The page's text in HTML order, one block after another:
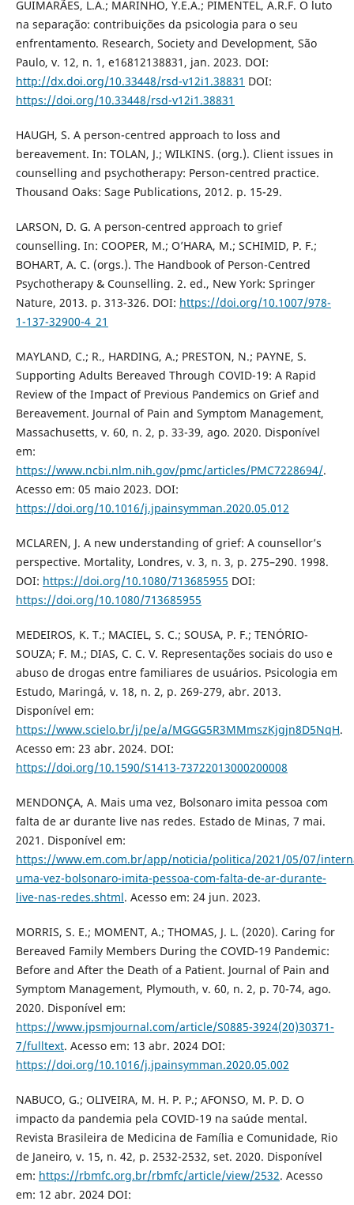
GUIMARÃES, L.A.; MARINHO, Y.E.A.; PIMENTEL, A.R.F. O luto
na separação: contribuições da psicologia para o seu
enfrentamento. Research, Society and Development, São
Paulo, v. 12, n. 1, e16812138831, jan. 2023. DOI:
http://dx.doi.org/10.33448/rsd-v12i1.38831 DOI:
https://doi.org/10.33448/rsd-v12i1.38831
HAUGH, S. A person-centred approach to loss and
bereavement. In: TOLAN, J.; WILKINS. (org.). Client issues in
counselling and psychotherapy: Person-centred practice.
Thousand Oaks: Sage Publications, 2012. p. 15-29.
LARSON, D. G. A person-centred approach to grief
counselling. In: COOPER, M.; O’HARA, M.; SCHIMID, P. F.;
BOHART, A. C. (orgs.). The Handbook of Person-Centred
Psychotherapy & Counselling. 2. ed., New York: Springer
Nature, 2013. p. 313-326. DOI: https://doi.org/10.1007/978-
1-137-32900-4_21
MAYLAND, C.; R., HARDING, A.; PRESTON, N.; PAYNE, S.
Supporting Adults Bereaved Through COVID-19: A Rapid
Review of the Impact of Previous Pandemics on Grief and
Bereavement. Journal of Pain and Symptom Management,
Massachusetts, v. 60, n. 2, p. 33-39, ago. 2020. Disponível
em:
https://www.ncbi.nlm.nih.gov/pmc/articles/PMC7228694/.
Acesso em: 05 maio 2023. DOI:
https://doi.org/10.1016/j.jpainsymman.2020.05.012
MCLAREN, J. A new understanding of grief: A counsellor’s
perspective. Mortality, Londres, v. 3, n. 3, p. 275–290. 1998.
DOI: https://doi.org/10.1080/713685955 DOI:
https://doi.org/10.1080/713685955
MEDEIROS, K. T.; MACIEL, S. C.; SOUSA, P. F.; TENÓRIO-
SOUZA; F. M.; DIAS, C. C. V. Representações sociais do uso e
abuso de drogas entre familiares de usuários. Psicologia em
Estudo, Maringá, v. 18, n. 2, p. 269-279, abr. 2013.
Disponível em:
https://www.scielo.br/j/pe/a/MGGG5R3MMmszKjgjn8D5NqH.
Acesso em: 23 abr. 2024. DOI:
https://doi.org/10.1590/S1413-73722013000200008
MENDONÇA, A. Mais uma vez, Bolsonaro imita pessoa com
falta de ar durante live nas redes. Estado de Minas, 7 mai.
2021. Disponível em:
https://www.em.com.br/app/noticia/politica/2021/05/07/
uma-vez-bolsonaro-imita-pessoa-com-falta-de-ar-durante-
live-nas-redes.shtml. Acesso em: 24 jun. 2023.
MORRIS, S. E.; MOMENT, A.; THOMAS, J. L. (2020). Caring for
Bereaved Family Members During the COVID-19 Pandemic:
Before and After the Death of a Patient. Journal of Pain and
Symptom Management, Plymouth, v. 60, n. 2, p. 70-74, ago.
2020. Disponível em:
https://www.jpsmjournal.com/article/S0885-3924(20)30371-
7/fulltext. Acesso em: 13 abr. 2024 DOI:
https://doi.org/10.1016/j.jpainsymman.2020.05.002
NABUCO, G.; OLIVEIRA, M. H. P. P.; AFONSO, M. P. D. O
impacto da pandemia pela COVID-19 na saúde mental.
Revista Brasileira de Medicina de Família e Comunidade, Rio
de Janeiro, v. 15, n. 42, p. 2532-2532, set. 2020. Disponível
em: https://rbmfc.org.br/rbmfc/article/view/2532. Acesso
em: 12 abr. 2024 DOI: